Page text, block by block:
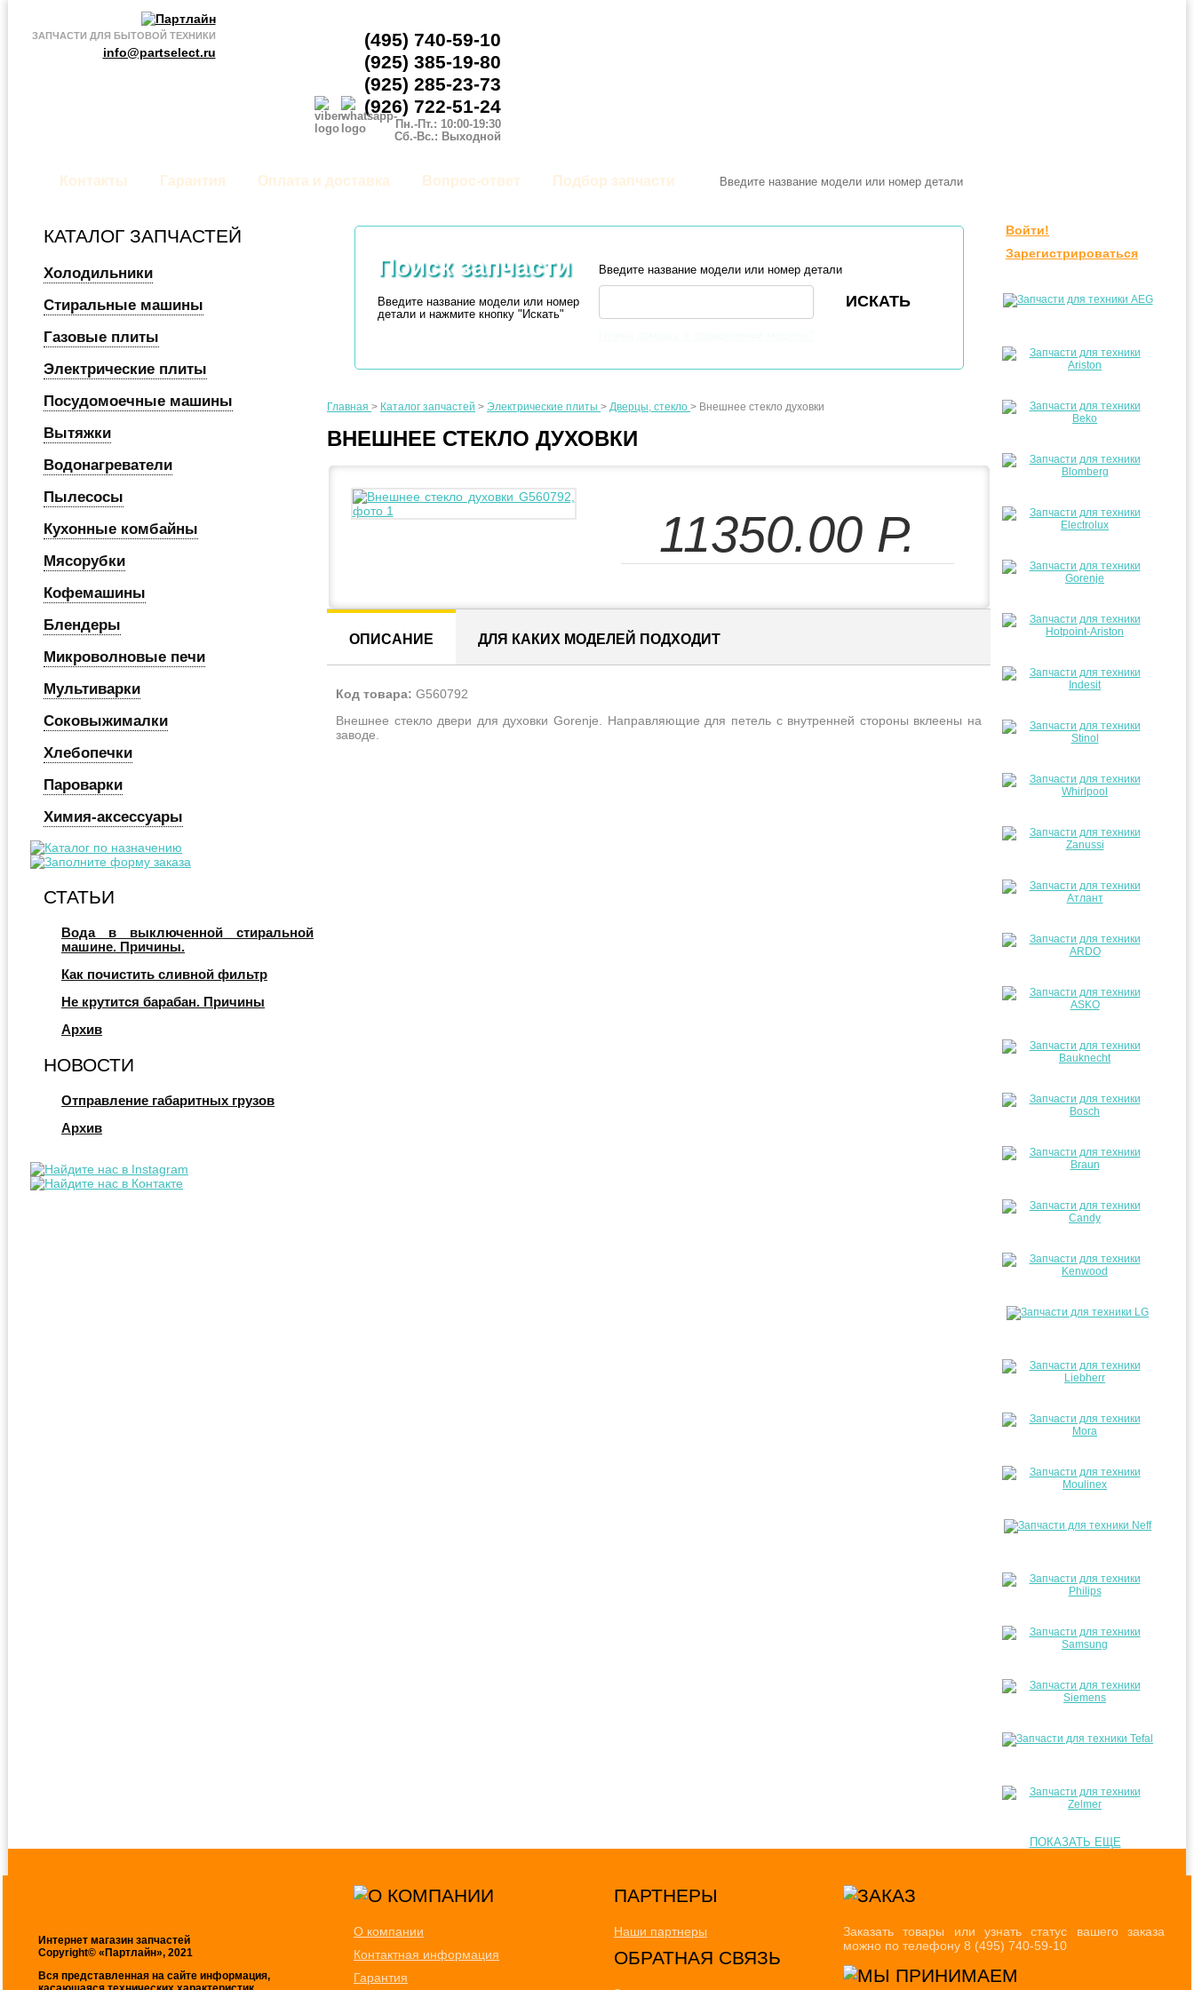
ЗАПЧАСТИ ДЛЯ БЫТОВОЙ ТЕХНИКИ
info@partselect.ru
(495) 740-59-10
(925) 385-19-80
(925) 285-23-73
(926) 722-51-24
Пн.-Пт.: 10:00-19:30
Сб.-Вс.: Выходной
Контакты Гарантия Оплата и доставка Вопрос-ответ Подбор запчасти
Войти!
Зарегистрироваться
ПОКАЗАТЬ ЕЩЕ
КАТАЛОГ ЗАПЧАСТЕЙ
Холодильники
Стиральные машины
Газовые плиты
Электрические плиты
Посудомоечные машины
Вытяжки
Водонагреватели
Пылесосы
Кухонные комбайны
Мясорубки
Кофемашины
Блендеры
Микроволновые печи
Мультиварки
Соковыжималки
Хлебопечки
Пароварки
Химия-аксессуары
СТАТЬИ
Вода в выключенной стиральной
машине. Причины.
Как почистить сливной фильтр
Не крутится барабан. Причины
Архив
НОВОСТИ
Отправление габаритных грузов
Архив
Поиск запчасти
Введите название модели или номер
детали и нажмите кнопку "Искать"
Введите название модели или номер детали
Главная > Каталог запчастей > Электрические плиты > Дверцы, стекло > Внешнее стекло духовки
ВНЕШНЕЕ СТЕКЛО ДУХОВКИ
11350.00Р.
ОПИСАНИЕ ДЛЯ КАКИХ МОДЕЛЕЙ ПОДХОДИТ
Код товара: G560792
Внешнее стекло двери для духовки Gorenje. Направляющие для петель с внутренней стороны вклеены на
заводе.
Интернет магазин запчастей
Copyright© «Партлайн», 2021
Вся представленная на сайте информация,
О компании
Контактная информация
Гарантия
ПАРТНЕРЫ
Наши партнеры
ОБРАТНАЯ СВЯЗЬ
Заказать товары или узнать статус вашего заказа
можно по телефону 8 (495) 740-59-10